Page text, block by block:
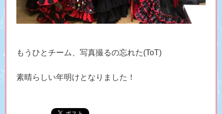
もうひとチーム、写真撮るの忘れた(ToT)
素晴らしい年明けとなりました！